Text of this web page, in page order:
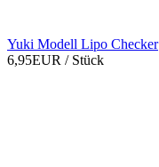
Yuki Modell Lipo Checker
6,95EUR / Stück